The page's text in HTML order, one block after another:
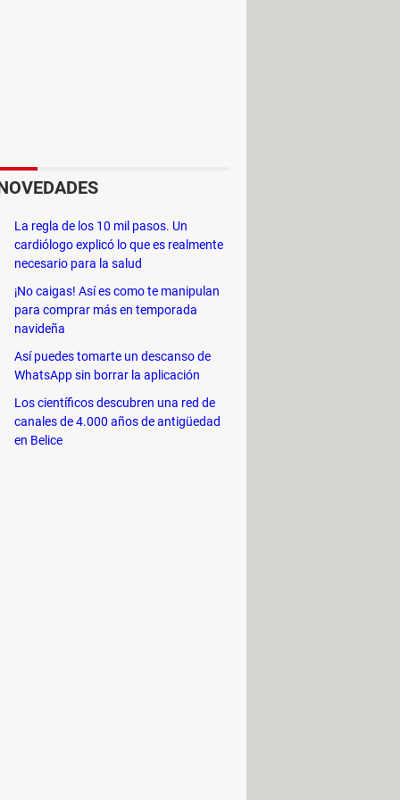
deMe gustao cualquier otra
de reproducción para añadirla a
La regla de los 10 mil pasos. Un
cardiólogo explicó lo que es realmente
necesario para la salud
¡No caigas! Así es como te manipulan
para comprar más en temporada
navideña
Así puedes tomarte un descanso de
WhatsApp sin borrar la aplicación
Los científicos descubren una red de
canales de 4.000 años de antigüedad
en Belice